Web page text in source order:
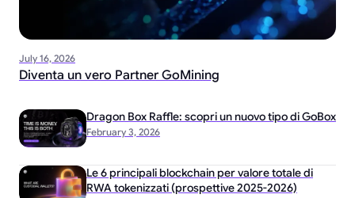
July 16, 2026
Diventa un vero Partner GoMining
February 3, 2026
Dragon Box Raffle: scopri un nuovo tipo di GoBox
Le 6 principali blockchain per valore totale di
RWA tokenizzati (prospettive 2025-2026)